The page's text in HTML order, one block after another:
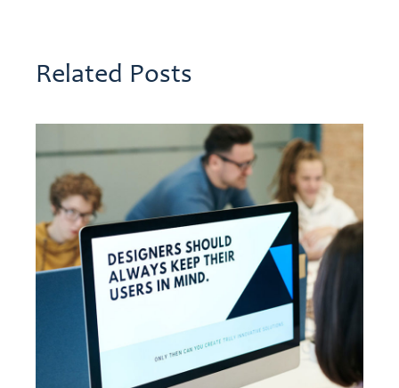
Related Posts